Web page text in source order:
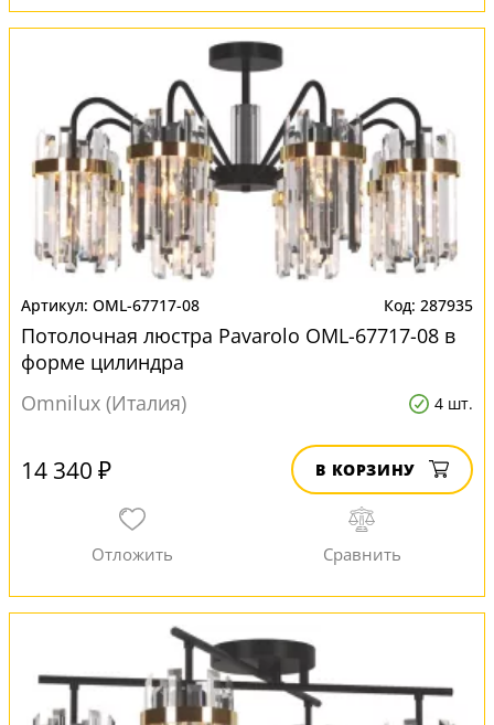
OML-67717-08 287935
Потолочная люстра Pavarolo OML-67717-08 в
форме цилиндра
Omnilux (Италия)
4 шт.
14 340 ₽ В КОРЗИНУ